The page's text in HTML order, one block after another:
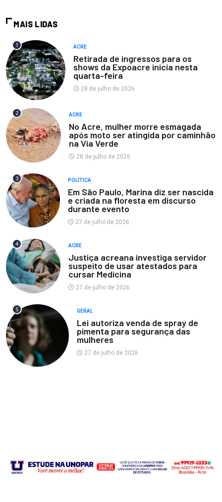
MAIS LIDAS
1 ACRE
Retirada de ingressos para os
shows da Expoacre inicia nesta
quarta-feira
28 de julho de 2026
2 ACRE
No Acre, mulher morre esmagada
após moto ser atingida por caminhão
na Via Verde
28 de julho de 2026
3 POLÍTICA
Em São Paulo, Marina diz ser nascida
e criada na floresta em discurso
durante evento
27 de julho de 2026
4 ACRE
Justiça acreana investiga servidor
suspeito de usar atestados para
cursar Medicina
27 de julho de 2026
5 GERAL
Lei autoriza venda de spray de
pimenta para segurança das
mulheres
27 de julho de 2026